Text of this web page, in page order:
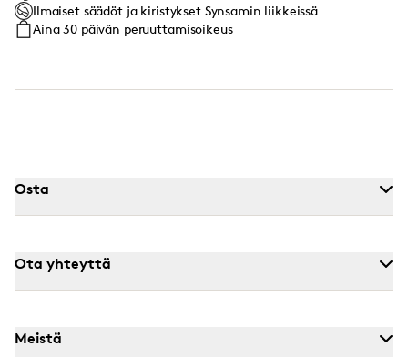
Ilmaiset säädöt ja kiristykset Synsamin liikkeissä
Aina 30 päivän peruuttamisoikeus
Osta
Ota yhteyttä
Meistä